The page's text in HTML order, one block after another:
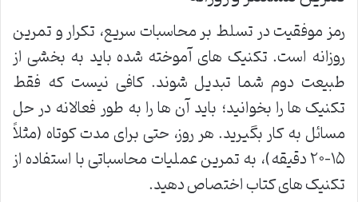
رمز موفقیت در تسلط بر محاسبات سریع، تکرار و تمرین
روزانه است. تکنیک های آموخته شده باید به بخشی از
طبیعت دوم شما تبدیل شوند. کافی نیست که فقط
تکنیک ها را بخوانید؛ باید آن ها را به طور فعالانه در حل
مسائل به کار بگیرید. هر روز، حتی برای مدت کوتاه (مثلاً
۱۵-۲۰ دقیقه)، به تمرین عملیات محاسباتی با استفاده از
تکنیک های کتاب اختصاص دهید.